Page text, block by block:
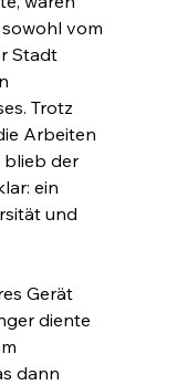
vom
Stadt
Trotz
Arbeiten
blieb der
ein
und
Gerät
diente
dann